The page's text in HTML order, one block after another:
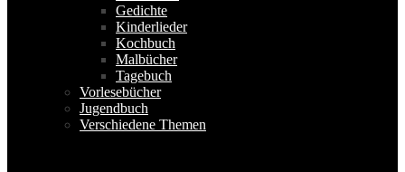
Gedichte
Kinderlieder
Kochbuch
Malbücher
Tagebuch
Vorlesebücher
Jugendbuch
Verschiedene Themen